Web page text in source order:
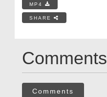
MP4
SHARE
Comments
Comments